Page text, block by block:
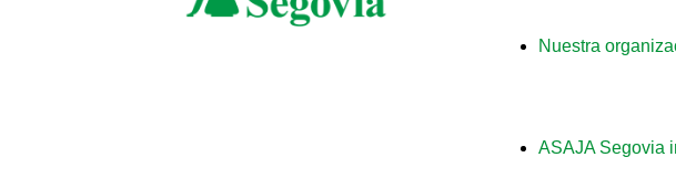
Nuestra
ASAJA Segovia